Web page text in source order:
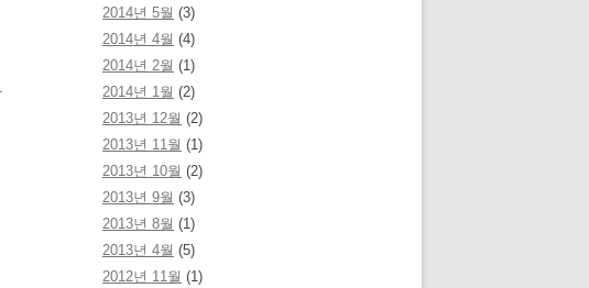
2014년 5월 (3)
2014년 4월 (4)
2014년 2월 (1)
2014년 1월 (2)
2013년 12월 (2)
2013년 11월 (1)
2013년 10월 (2)
2013년 9월 (3)
2013년 8월 (1)
2013년 4월 (5)
2012년 11월 (1)